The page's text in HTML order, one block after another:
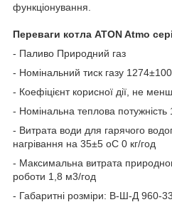
функціонування.
Переваги котла ATON Atmo
- Паливо Природний газ
- Номінальний тиск газу
- Коефіцієнт корисної дії, не
- Номінальна теплова потужність
- Витрата води для гарячого
нагрівання на 35±5 oС 0 кг/год
- Максимальна витрата
роботи 1,8 м3/год
- Габаритні розміри: В-Ш-Д 960-